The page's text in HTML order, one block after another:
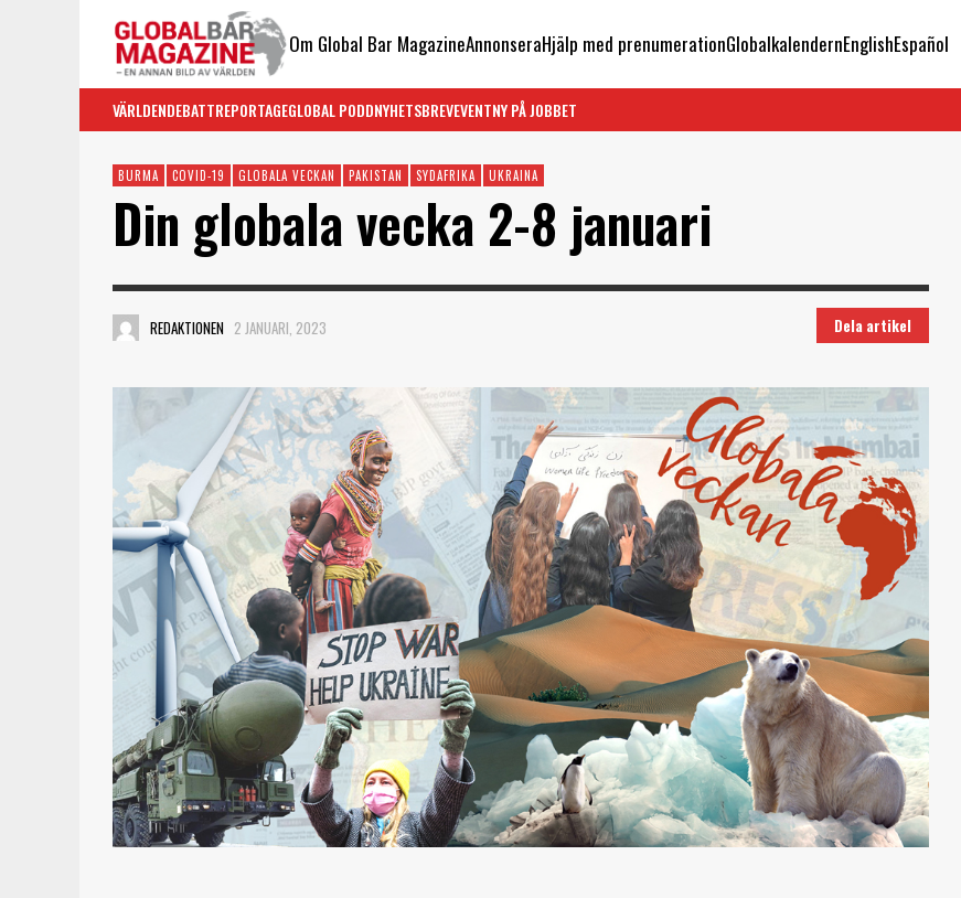
Om Global Bar MagazineAnnonseraHjälp med prenumerationGlobalkalendernEnglishEspañol
VÄRLDENDEBATTREPORTAGEGLOBAL PODDNYHETSBREVEVENTNY PÅ JOBBET
BURMA COVID-19 GLOBALA VECKAN PAKISTAN SYDAFRIKA UKRAINA
Din globala vecka 2-8 januari
REDAKTIONEN 2 JANUARI, 2023 Dela artikel